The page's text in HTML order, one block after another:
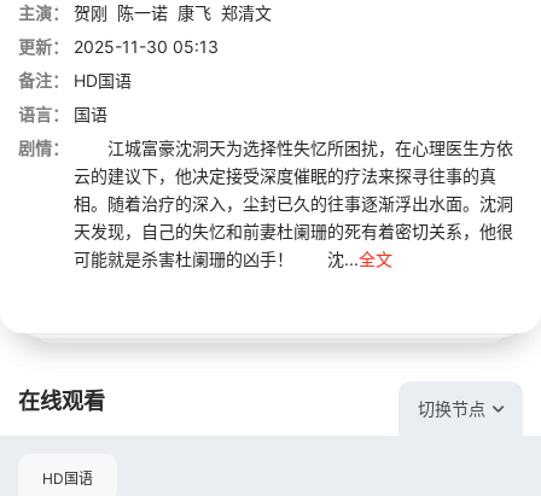
主演：
贺刚 陈一诺 康飞 郑清文
更新：
2025-11-30 05:13
备注：
HD国语
语言：
国语
剧情：
江城富豪沈洞天为选择性失忆所困扰，在心理医生方依
云的建议下，他决定接受深度催眠的疗法来探寻往事的真
相。随着治疗的深入，尘封已久的往事逐渐浮出水面。沈洞
天发现，自己的失忆和前妻杜阑珊的死有着密切关系，他很
可能就是杀害杜阑珊的凶手！ 沈...全文
在线观看 切换节点
HD国语